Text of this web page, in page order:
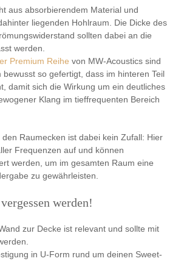
aus absorbierendem Material und
liegenden Hohlraum. Die Dicke des
sollten dabei an die
werden.
Premium Reihe von MW-Acoustics sind
bewusst so gefertigt, dass im hinteren Teil
damit sich die Wirkung um ein deutliches
Klang im tieffrequenten Bereich
Raumecken ist dabei kein Zufall: Hier
Frequenzen auf und können
werden, um im gesamten Raum eine
zu gewährleisten.
werden!
zur Decke ist relevant und sollte mit
in U-Form rund um deinen Sweet-